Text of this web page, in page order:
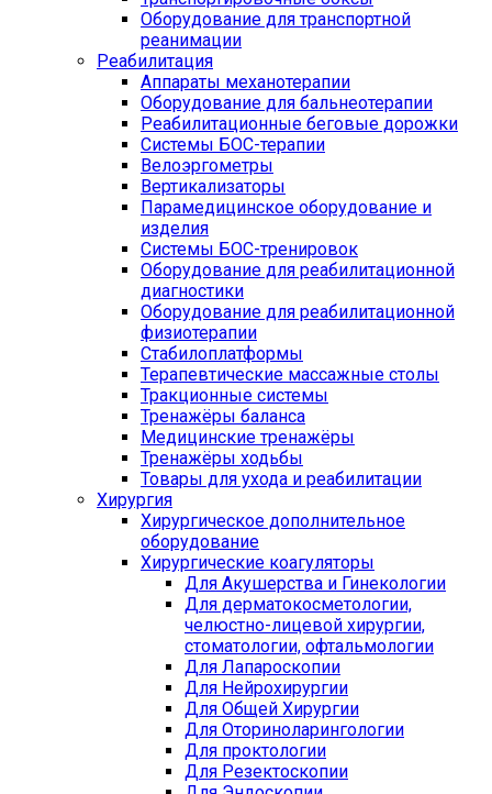
Оборудование для транспортной
реанимации
Реабилитация
Аппараты механотерапии
Оборудование для бальнеотерапии
Реабилитационные беговые дорожки
Системы БОС-терапии
Велоэргометры
Вертикализаторы
Парамедицинское оборудование и
изделия
Системы БОС-тренировок
Оборудование для реабилитационной
диагностики
Оборудование для реабилитационной
физиотерапии
Стабилоплатформы
Терапевтические массажные столы
Тракционные системы
Тренажёры баланса
Медицинские тренажёры
Тренажёры ходьбы
Товары для ухода и реабилитации
Хирургия
Хирургическое дополнительное
оборудование
Хирургические коагуляторы
Для Акушерства и Гинекологии
Для дерматокосметологии,
челюстно-лицевой хирургии,
стоматологии, офтальмологии
Для Лапароскопии
Для Нейрохирургии
Для Общей Хирургии
Для Оториноларингологии
Для проктологии
Для Резектоскопии